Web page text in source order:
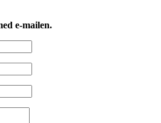
e-mailen.